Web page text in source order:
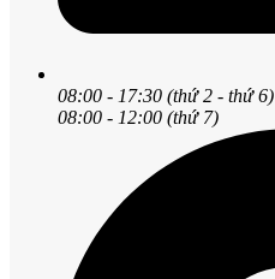
08:00 - 17:30 (thứ 2 - thứ 6)
08:00 - 12:00 (thứ 7)